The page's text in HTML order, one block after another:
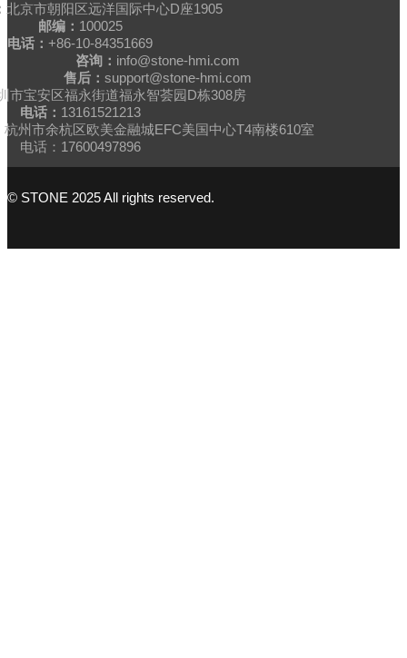
北京市朝阳区远洋国际中心D座1905
邮编： 100025
电话： +86-10-84351669
咨询： info@stone-hmi.com
售后： support@stone-hmi.com
市宝安区福永街道福永智荟园D栋308房
电话： 13161521213
杭州市余杭区欧美金融城EFC美国中心T4南楼610室
电话：17600497896
© STONE 2025 All rights reserved.